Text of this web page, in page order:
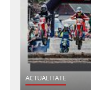
ACTUALITATE